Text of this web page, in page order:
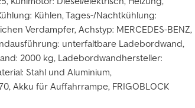
Kühlen, Tages-/Nachtkühlung:
Verdampfer, Achstyp: MERCEDES-BENZ,
unterfaltbare Ladebordwand,
2000 kg, Ladebordwandhersteller:
Stahl und Aluminium,
Akku für Auffahrrampe, FRIGOBLOCK